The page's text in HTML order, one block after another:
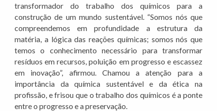
transformador do trabalho dos químicos para a
construção de um mundo sustentável. “Somos nós que
compreendemos em profundidade a estrutura da
matéria, a lógica das reações químicas; somos nós que
temos o conhecimento necessário para transformar
resíduos em recursos, poluição em progresso e escassez
em inovação”, afirmou. Chamou a atenção para a
importância da química sustentável e da ética na
profissão, e frisou que o trabalho dos químicos é a ponte
entre o progresso e a preservação.